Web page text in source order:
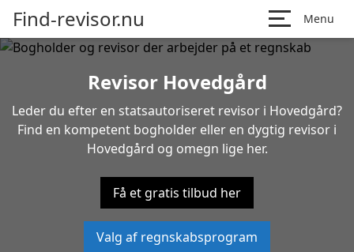
Find-revisor.nu Menu
Revisor Hovedgård
Leder du efter en statsautoriseret revisor i Hovedgård?
Find en kompetent bogholder eller en dygtig revisor i
Hovedgård og omegn lige her.
Få et gratis tilbud her
Valg af regnskabsprogram